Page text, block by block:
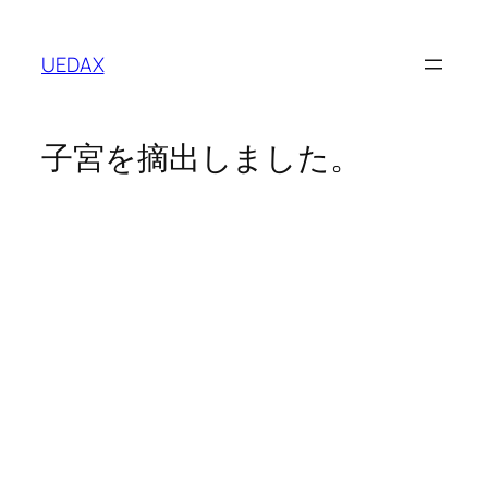
UEDAX
子宮を摘出しました。